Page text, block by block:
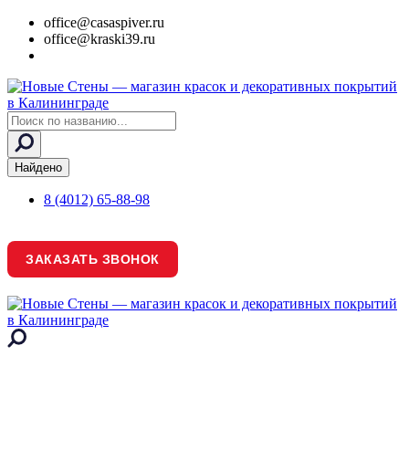
office@casaspiver.ru
office@kraski39.ru
Search
...
Найдено
8 (4012) 65-88-98
ЗАКАЗАТЬ ЗВОНОК